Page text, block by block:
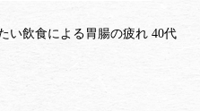
い飲食による胃腸の疲れ 40代